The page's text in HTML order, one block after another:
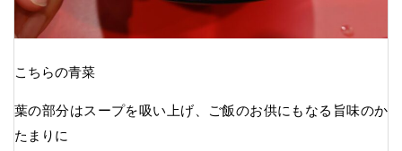
こちらの青菜
葉の部分はスープを吸い上げ、ご飯のお供にもなる旨味のか
たまりに